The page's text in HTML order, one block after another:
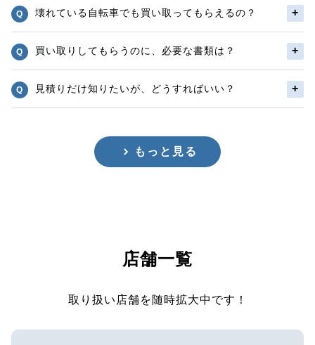
壊れている自転車でも買い取ってもらえるの？
買い取りしてもらうのに、必要な書類は？
見積りだけ知りたいが、どうすればいい？
もっと見る
店舗一覧
取り扱い店舗を随時拡大中です！